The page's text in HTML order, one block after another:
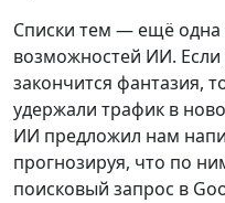
Списки тем — ещё
возможностей ИИ. Если
закончится фантазия,
удержали трафик в
ИИ предложил нам
прогнозируя, что по
поисковый запрос в